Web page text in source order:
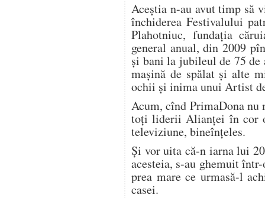
Aceștia n-au avut timp să
închiderea Festivalului
Plahotniuc, fundația
general anual, din 2009
și bani la jubileul de 75 de
mașină de spălat și alte
ochii și inima unui Artist
Acum, cînd PrimaDona nu
toți liderii Alianței în cor
televiziune, bineînțeles.
Și vor uita că-n iarna lui
acesteia, s-au ghemuit
prea mare ce urmasă-l
casei.